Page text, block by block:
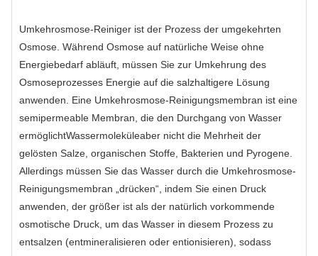
Umkehrosmose-Reiniger ist der Prozess der umgekehrten
Osmose. Während Osmose auf natürliche Weise ohne
Energiebedarf abläuft, müssen Sie zur Umkehrung des
Osmoseprozesses Energie auf die salzhaltigere Lösung
anwenden. Eine Umkehrosmose-Reinigungsmembran ist eine
semipermeable Membran, die den Durchgang von Wasser
ermöglichtWassermoleküleaber nicht die Mehrheit der
gelösten Salze, organischen Stoffe, Bakterien und Pyrogene.
Allerdings müssen Sie das Wasser durch die Umkehrosmose-
Reinigungsmembran „drücken“, indem Sie einen Druck
anwenden, der größer ist als der natürlich vorkommende
osmotische Druck, um das Wasser in diesem Prozess zu
entsalzen (entmineralisieren oder entionisieren), sodass